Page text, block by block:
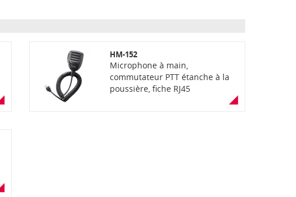
HM-152
Microphone à main,
commutateur PTT étanche à la
poussière, fiche RJ45